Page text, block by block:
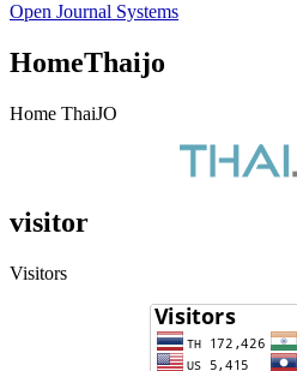
Open Journal Systems
HomeThaijo
Home ThaiJO
visitor
Visitors